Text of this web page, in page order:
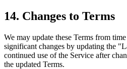
14. Changes to Terms
We may update these Terms from
significant changes by updating the
continued use of the Service after
the updated Terms.